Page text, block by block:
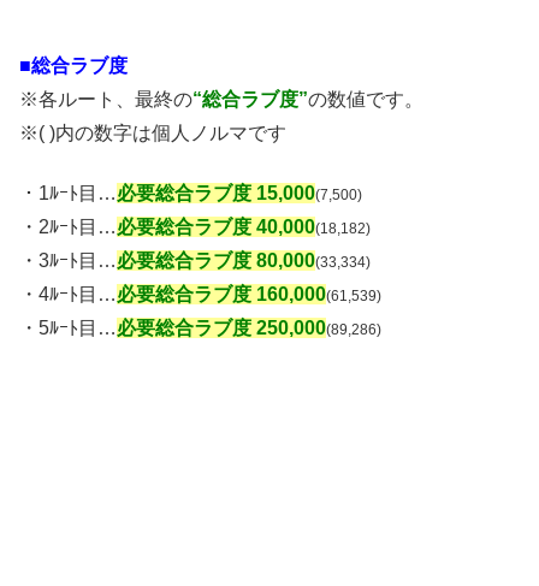
■総合ラブ度
※各ルート、最終の“総合ラブ度”の数値です。
※( )内の数字は個人ノルマです
・1ﾙｰﾄ目…必要総合ラブ度 15,000(7,500)
・2ﾙｰﾄ目…必要総合ラブ度 40,000(18,182)
・3ﾙｰﾄ目…必要総合ラブ度 80,000(33,334)
・4ﾙｰﾄ目…必要総合ラブ度 160,000(61,539)
・5ﾙｰﾄ目…必要総合ラブ度 250,000(89,286)